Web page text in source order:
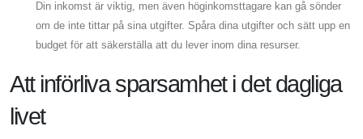
Din inkomst är viktig, men även höginkomsttagare kan gå sönder
om de inte tittar på sina utgifter. Spåra dina utgifter och sätt upp en
budget för att säkerställa att du lever inom dina resurser.
Att införliva sparsamhet i det dagliga
livet